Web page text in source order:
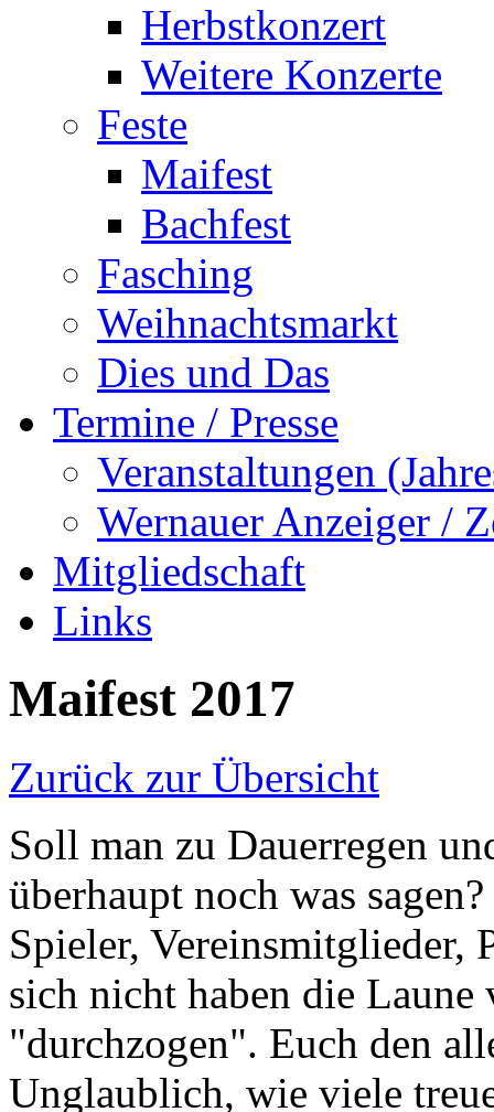
Herbstkonzert
Weitere Konzerte
Feste
Maifest
Bachfest
Fasching
Weihnachtsmarkt
Dies und Das
Termine / Presse
Veranstaltungen
Wernauer Anzeiger /
Mitgliedschaft
Links
Maifest 2017
Zurück zur Übersicht
Soll man zu Dauerregen
überhaupt noch was
Spieler, Vereinsmitglieder,
sich nicht haben die Laune
"durchzogen". Euch den
Unglaublich, wie viele